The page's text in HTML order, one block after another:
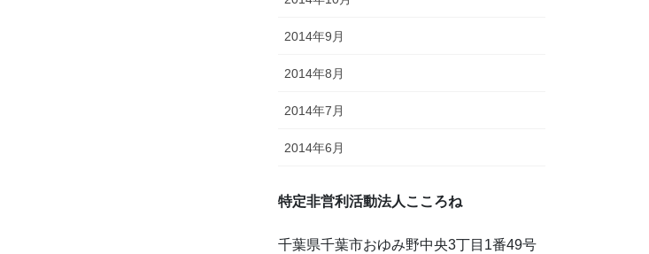
2014年9月
2014年8月
2014年7月
2014年6月
特定非営利活動法人こころね
千葉県千葉市おゆみ野中央3丁目1番49号